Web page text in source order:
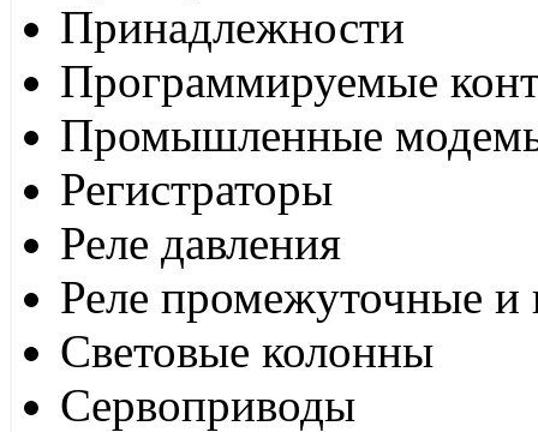
Принадлежности
Программируемые
Промышленные
Регистраторы
Реле давления
Реле промежуточные и
Световые колонны
Сервоприводы